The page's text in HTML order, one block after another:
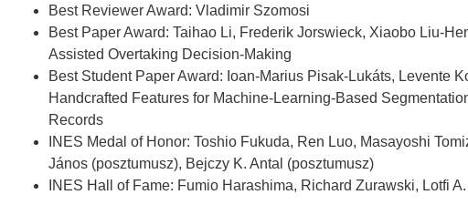
Best Reviewer Award: Vladimir Szomosi
Best Paper Award: Taihao Li, Frederik Jorswieck, Xiaobo Liu-
Assisted Overtaking Decision-Making
Best Student Paper Award: Ioan-Marius Pisak-Lukáts, Levente
Handcrafted Features for Machine-Learning-Based
Records
INES Medal of Honor: Toshio Fukuda, Ren Luo, Masayoshi
János (posztumusz), Bejczy K. Antal (posztumusz)
INES Hall of Fame: Fumio Harashima, Richard Zurawski, Lotfi